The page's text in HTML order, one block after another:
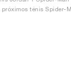
ténis Spider-